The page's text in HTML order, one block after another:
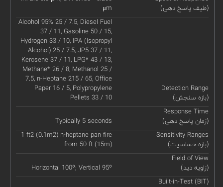
(طیف پاسخ دهی)
μm
Detection Range
(بازه سنجش)
Alcohol 95% 25 / 7.5, Diesel Fuel
37 / 11, Gasoline 50 / 15,
Hydrogen 33 / 10, IPA (Isopropyl
Alcohol) 25 / 7.5, JP5 37 / 11,
Kerosene 37 / 11, LPG* 43 / 13,
Methane* 26 / 8, Methanol 25 /
7.5, n-Heptane 215 / 65, Office
Paper 16 / 5, Polypropylene
Pellets 33 / 10
Response Time
(زمان پاسخ دهی)
Typically 5 seconds
Sensitivity Ranges
(بازه حساسیت)
1 ft2 (0.1m2) n-heptane pan fire
from 50 ft (15m)
Field of View
(زاویه دید)
Horizontal 100º; Vertical 95º
Built-in-Test (BIT)